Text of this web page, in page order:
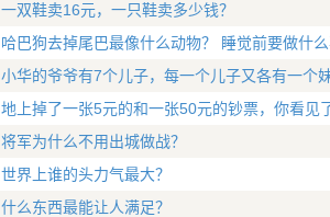
一双鞋卖16元，一只鞋卖多少钱？
哈巴狗去掉尾巴最像什么动物？ 睡觉前要做什
小华的爷爷有7个儿子，每一个儿子又各有一个
地上掉了一张5元的和一张50元的钞票，你看见
将军为什么不用出城做战？
世界上谁的头力气最大？
什么东西最能让人满足？